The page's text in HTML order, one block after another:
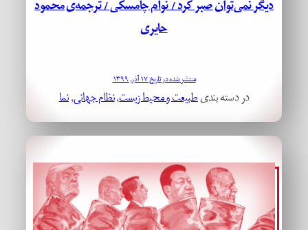
دیگر نمی‌توان صبر کرد / نوام چامسکی / ترجمه‌ی محمود
حایری
منتشر شده در تاریخ ۱۷ آذر, ۱۳۹۹
در دسته بندیطبیعت و محیط زیست, نظام جهانی, نما